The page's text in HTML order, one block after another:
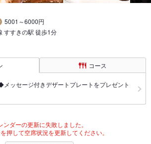
5001～6000円
すすきの駅 徒歩1分
コース
ッセージ付きデザートプレートをプレゼント
ンダーの更新に失敗しました。
押して空席状況を更新してください。